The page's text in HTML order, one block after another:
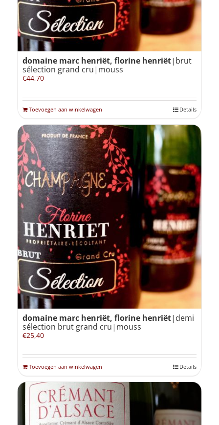
domaine marc henriët, florine henriët|brut
sélection grand cru|mouss
€44,70
Toevoegen aan winkelwagen Details
domaine marc henriët, florine henriët|demi
sélection brut grand cru|mouss
€25,40
Toevoegen aan winkelwagen Details